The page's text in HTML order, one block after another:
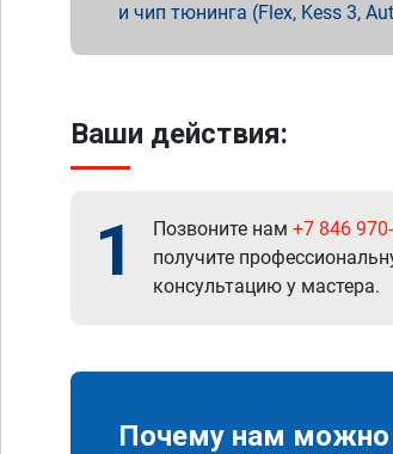
и чип тюнинга (Flex, Kess 3,
Ваши действия:
1 Позвоните нам +7 846
получите
консультацию у мастера.
Почему нам можно